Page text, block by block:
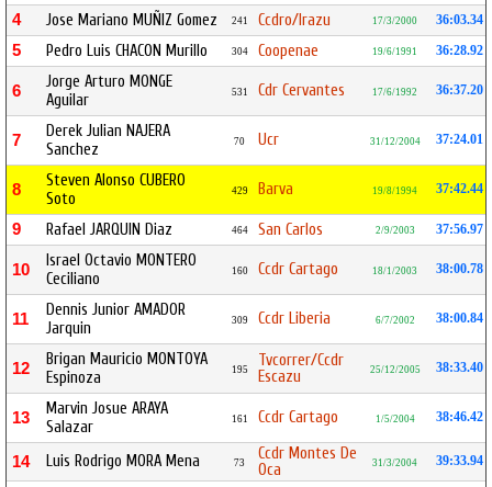
4 Jose Mariano MUÑIZ Gomez 241 Ccdro/Irazu 17/3/2000 36:03.34
5 Pedro Luis CHACON Murillo 304 Coopenae 19/6/1991 36:28.92
6
Jorge Arturo MONGE
Aguilar
531 Cdr Cervantes 17/6/1992 36:37.20
7
Derek Julian NAJERA
Sanchez
70 Ucr 31/12/2004 37:24.01
8
Steven Alonso CUBERO
Soto
429 Barva 19/8/1994 37:42.44
9 Rafael JARQUIN Diaz 464 San Carlos 2/9/2003 37:56.97
10
Israel Octavio MONTERO
Ceciliano
160 Ccdr Cartago 18/1/2003 38:00.78
11
Dennis Junior AMADOR
Jarquin
309 Ccdr Liberia 6/7/2002 38:00.84
12
Brigan Mauricio MONTOYA
Espinoza
195
Tvcorrer/Ccdr
Escazu
25/12/2005 38:33.40
13
Marvin Josue ARAYA
Salazar
161 Ccdr Cartago 1/5/2004 38:46.42
14 Luis Rodrigo MORA Mena 73
Ccdr Montes De
Oca
31/3/2004 39:33.94